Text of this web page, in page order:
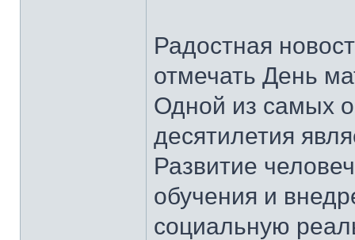
Радостная
отмечать День
Одной из самых
десятилетия
Развитие
обучения и
социальную